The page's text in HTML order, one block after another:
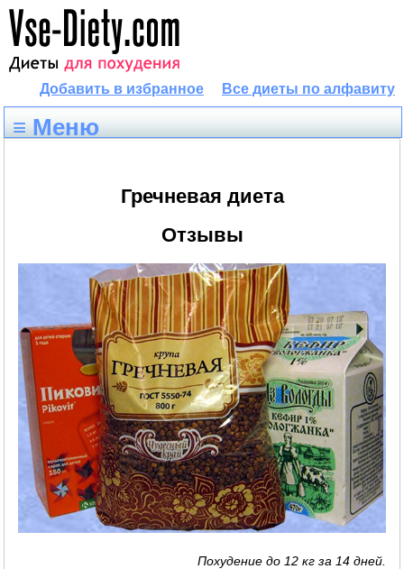
Все диеты по алфавиту
Добавить в избранное
≡ Меню
Гречневая диета
Отзывы
Похудение до 12 кг за 14 дней.